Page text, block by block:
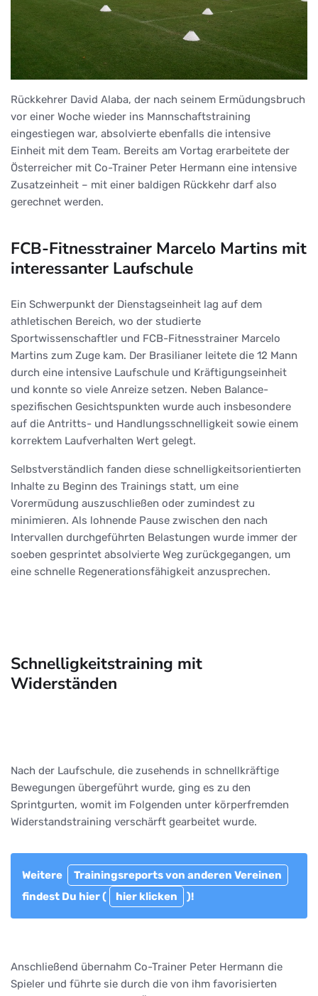
Rückkehrer David Alaba, der nach seinem Ermüdungsbruch
vor einer Woche wieder ins Mannschaftstraining
eingestiegen war, absolvierte ebenfalls die intensive
Einheit mit dem Team. Bereits am Vortag erarbeitete der
Österreicher mit Co-Trainer Peter Hermann eine intensive
Zusatzeinheit – mit einer baldigen Rückkehr darf also
gerechnet werden.
FCB-Fitnesstrainer Marcelo Martins mit
interessanter Laufschule
Ein Schwerpunkt der Dienstagseinheit lag auf dem
athletischen Bereich, wo der studierte
Sportwissenschaftler und FCB-Fitnesstrainer Marcelo
Martins zum Zuge kam. Der Brasilianer leitete die 12 Mann
durch eine intensive Laufschule und Kräftigungseinheit
und konnte so viele Anreize setzen. Neben Balance-
spezifischen Gesichtspunkten wurde auch insbesondere
auf die Antritts- und Handlungsschnelligkeit sowie einem
korrektem Laufverhalten Wert gelegt.
Selbstverständlich fanden diese schnelligkeitsorientierten
Inhalte zu Beginn des Trainings statt, um eine
Vorermüdung auszuschließen oder zumindest zu
minimieren. Als lohnende Pause zwischen den nach
Intervallen durchgeführten Belastungen wurde immer der
soeben gesprintet absolvierte Weg zurückgegangen, um
eine schnelle Regenerationsfähigkeit anzusprechen.
Schnelligkeitstraining mit
Widerständen
Nach der Laufschule, die zusehends in schnellkräftige
Bewegungen übergeführt wurde, ging es zu den
Sprintgurten, womit im Folgenden unter körperfremden
Widerstandstraining verschärft gearbeitet wurde.
Weitere
Trainingsreports von anderen Vereinen
findest Du hier (
hier klicken )!
Anschließend übernahm Co-Trainer Peter Hermann die
Spieler und führte sie durch die von ihm favorisierten